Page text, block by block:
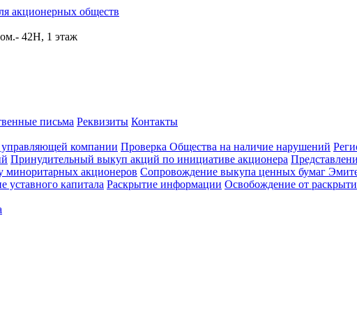
42Н, 1 этаж
письма Реквизиты Контакты
компании Проверка Общества на наличие нарушений
Принудительный выкуп акций по инициативе акционера
миноритарных акционеров Сопровождение выкупа ценных бумаг
уставного капитала Раскрытие информации Освобождение от